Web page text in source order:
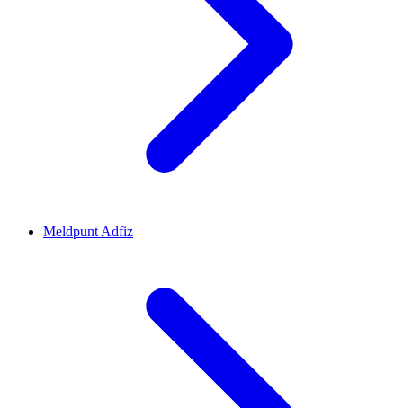
Meldpunt Adfiz